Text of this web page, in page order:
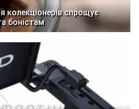
колекціонерів спрощує
боністам